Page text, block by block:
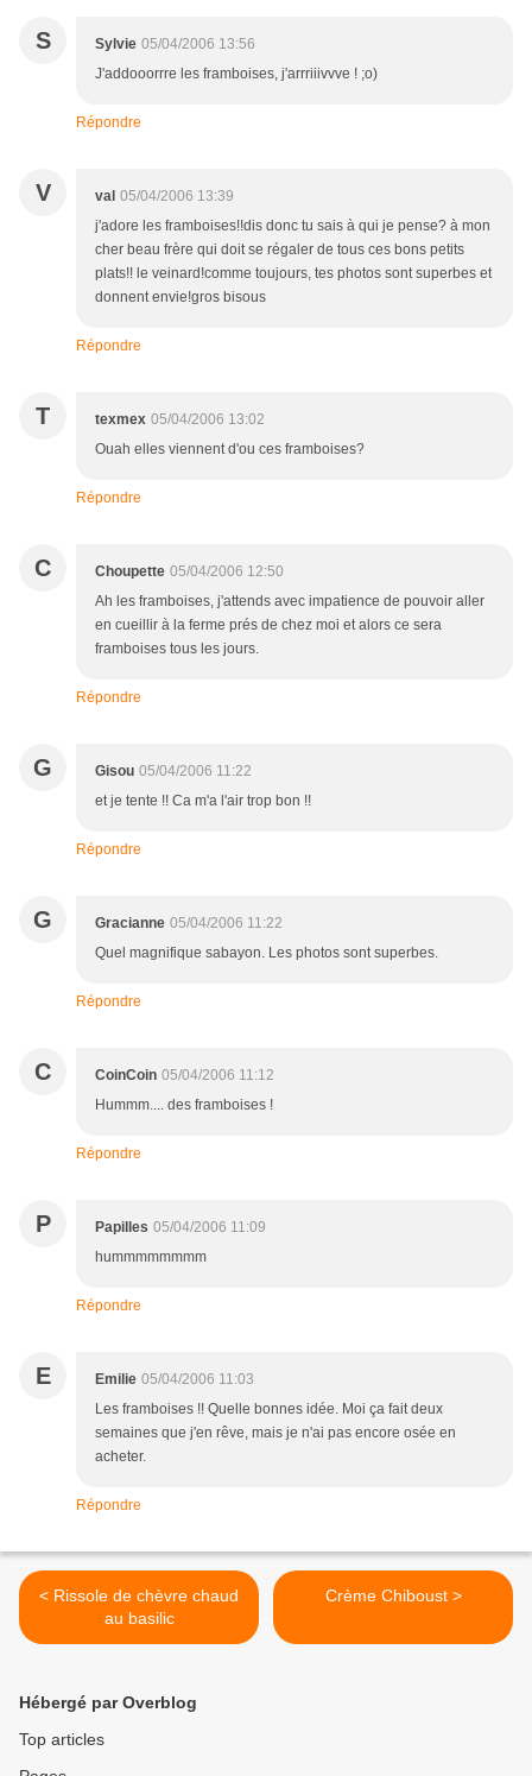
S Sylvie 05/04/2006 13:56
J'addooorrre les framboises, j'arrriiivvve ! ;o)
Répondre
V val 05/04/2006 13:39
j'adore les framboises!!dis donc tu sais à qui je pense? à mon
cher beau frère qui doit se régaler de tous ces bons petits
plats!! le veinard!comme toujours, tes photos sont superbes et
donnent envie!gros bisous
Répondre
T texmex 05/04/2006 13:02
Ouah elles viennent d'ou ces framboises?
Répondre
C Choupette 05/04/2006 12:50
Ah les framboises, j'attends avec impatience de pouvoir aller
en cueillir à la ferme prés de chez moi et alors ce sera
framboises tous les jours.
Répondre
G Gisou 05/04/2006 11:22
et je tente !! Ca m'a l'air trop bon !!
Répondre
G Gracianne 05/04/2006 11:22
Quel magnifique sabayon. Les photos sont superbes.
Répondre
C CoinCoin 05/04/2006 11:12
Hummm.... des framboises !
Répondre
P Papilles 05/04/2006 11:09
hummmmmmmm
Répondre
E Emilie 05/04/2006 11:03
Les framboises !! Quelle bonnes idée. Moi ça fait deux
semaines que j'en rêve, mais je n'ai pas encore osée en
acheter.
Répondre
< Rissole de chèvre chaud
au basilic
Crème Chiboust >
Hébergé par Overblog
Top articles